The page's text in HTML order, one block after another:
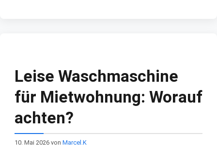
Leise Waschmaschine
für Mietwohnung: Worauf
achten?
10. Mai 2026 von Marcel.K